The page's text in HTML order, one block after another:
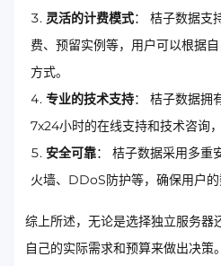
灵活的计费模式： 桔子数据支
费、预留实例等，用户可以根据
方式。
专业的技术支持： 桔子数据拥
7x24小时的在线支持和技术咨询
安全可靠： 桔子数据采用多重
火墙、DDoS防护等，确保用户的
综上所述，无论是选择独立服务器
自己的实际需求和预算来做出决策